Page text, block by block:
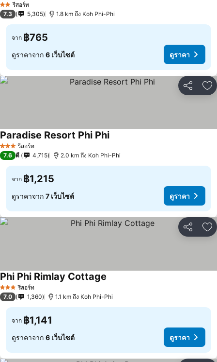
2 ดาวรีสอร์ท
7.3 5,305 1.8 km ถึง Koh Phi-Phi
จาก ฿765
ดูราคาจาก 6 เว็บไซต์ ดูราคา
แชร์ เ
3 ดาว รีสอร์ท
Paradise Resort Phi Phi
7.6 ดี 4,715 2.0 km ถึง Koh Phi-Phi
จาก ฿1,215
ดูราคาจาก 7 เว็บไซต์ ดูราคา
แชร์ เ
3 ดาว รีสอร์ท
Phi Phi Rimlay Cottage
7.0 1,360 1.1 km ถึง Koh Phi-Phi
จาก ฿1,141
ดูราคาจาก 6 เว็บไซต์ ดูราคา